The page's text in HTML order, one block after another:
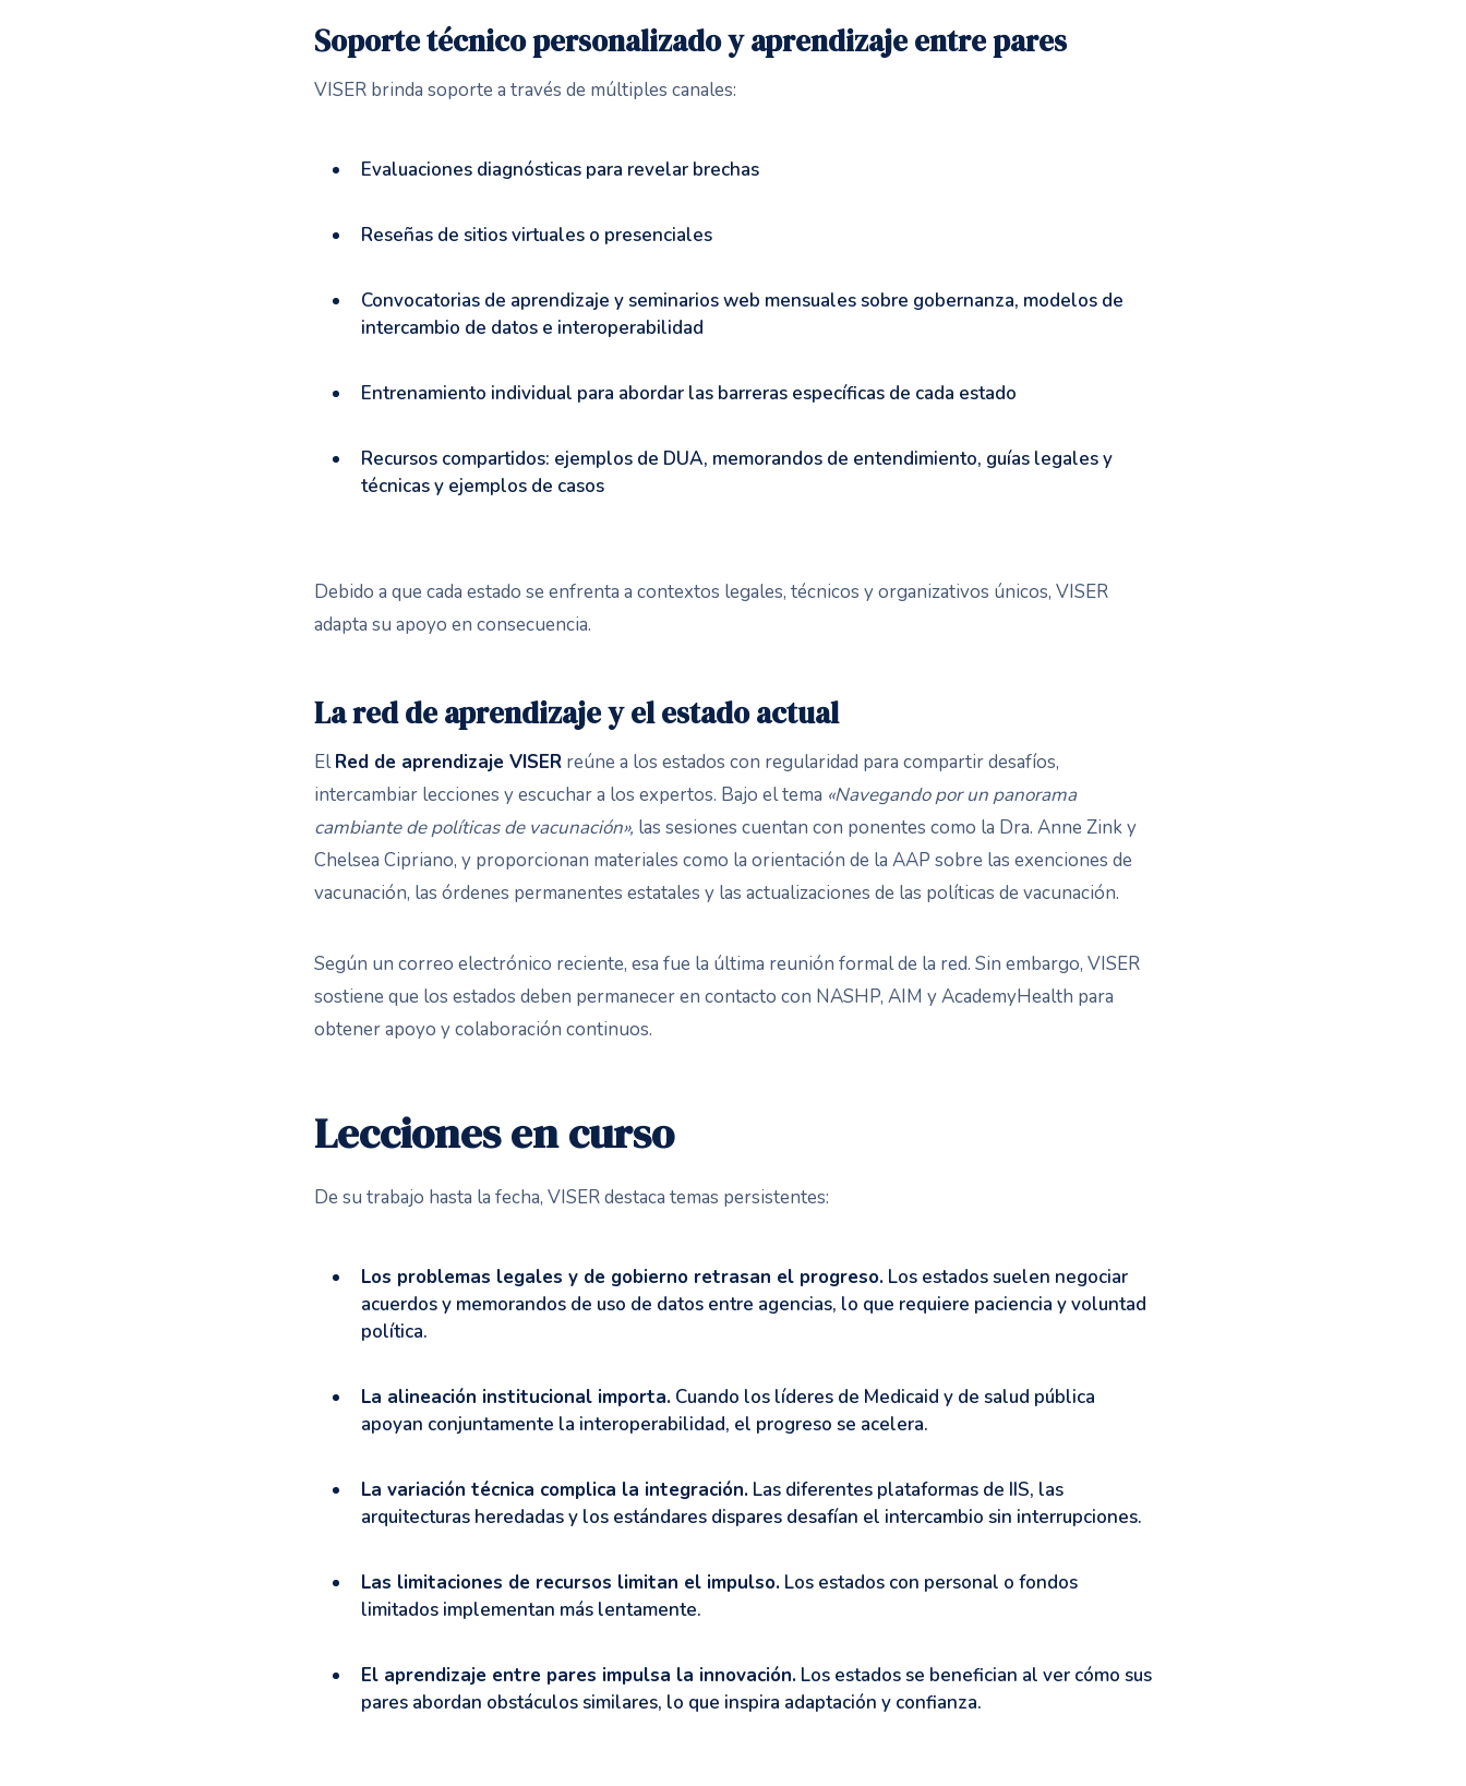
Soporte técnico personalizado y aprendizaje entre pares
VISER brinda soporte a través de múltiples canales:
Evaluaciones diagnósticas para revelar brechas
Reseñas de sitios virtuales o presenciales
Convocatorias de aprendizaje y seminarios web mensuales sobre gobernanza, modelos de
intercambio de datos e interoperabilidad
Entrenamiento individual para abordar las barreras específicas de cada estado
Recursos compartidos: ejemplos de DUA, memorandos de entendimiento, guías legales y
técnicas y ejemplos de casos
Debido a que cada estado se enfrenta a contextos legales, técnicos y organizativos únicos, VISER
adapta su apoyo en consecuencia.
La red de aprendizaje y el estado actual
ElRed de aprendizaje VISER reúne a los estados con regularidad para compartir desafíos,
intercambiar lecciones y escuchar a los expertos. Bajo el tema «Navegando por un panorama
cambiante de políticas de vacunación», las sesiones cuentan con ponentes como la Dra. Anne Zink y
Chelsea Cipriano, y proporcionan materiales como la orientación de la AAP sobre las exenciones de
vacunación, las órdenes permanentes estatales y las actualizaciones de las políticas de vacunación.
Según un correo electrónico reciente, esa fue la última reunión formal de la red. Sin embargo, VISER
sostiene que los estados deben permanecer en contacto con NASHP, AIM y AcademyHealth para
obtener apoyo y colaboración continuos.
Lecciones en curso
De su trabajo hasta la fecha, VISER destaca temas persistentes:
Los problemas legales y de gobierno retrasan el progreso. Los estados suelen negociar
acuerdos y memorandos de uso de datos entre agencias, lo que requiere paciencia y voluntad
política.
La alineación institucional importa. Cuando los líderes de Medicaid y de salud pública
apoyan conjuntamente la interoperabilidad, el progreso se acelera.
La variación técnica complica la integración. Las diferentes plataformas de IIS, las
arquitecturas heredadas y los estándares dispares desafían el intercambio sin interrupciones.
Las limitaciones de recursos limitan el impulso. Los estados con personal o fondos
limitados implementan más lentamente.
El aprendizaje entre pares impulsa la innovación. Los estados se benefician al ver cómo sus
pares abordan obstáculos similares, lo que inspira adaptación y confianza.